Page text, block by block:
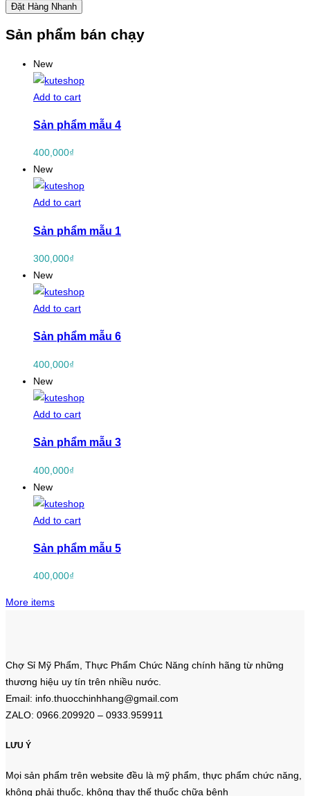
Sản phẩm bán chạy
New
Add to cart
Sản phẩm mẫu 4
400,000₫
New
Add to cart
Sản phẩm mẫu 1
300,000₫
New
Add to cart
Sản phẩm mẫu 6
400,000₫
New
Add to cart
Sản phẩm mẫu 3
400,000₫
New
Add to cart
Sản phẩm mẫu 5
400,000₫
More items
Chợ Sỉ Mỹ Phẩm, Thực Phẩm Chức Năng chính hãng từ những
thương hiệu uy tín trên nhiều nước.
Email: info.thuocchinhhang@gmail.com
ZALO: 0966.209920 – 0933.959911
LƯU Ý
Mọi sản phẩm trên website đều là mỹ phẩm, thực phẩm chức năng,
không phải thuốc, không thay thế thuốc chữa bệnh